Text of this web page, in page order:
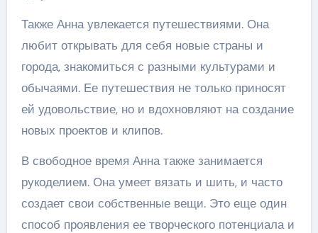
Также Анна увлекается путешествиями. Она
любит открывать для себя новые страны и
города, знакомиться с разными культурами и
обычаями. Ее путешествия не только приносят
ей удовольствие, но и вдохновляют на создание
новых проектов и клипов.
В свободное время Анна также занимается
рукоделием. Она умеет вязать и шить, и часто
создает свои собственные вещи. Это еще один
способ проявления ее творческого потенциала и